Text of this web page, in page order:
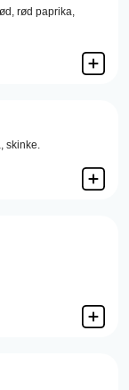
rød paprika,
skinke.